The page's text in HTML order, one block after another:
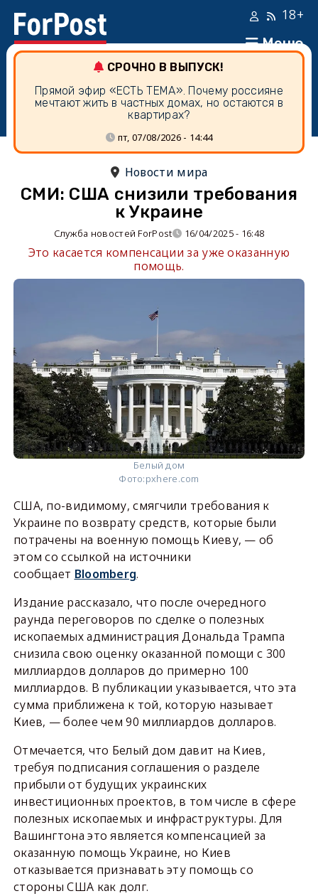
Меню
18+
СРОЧНО В ВЫПУСК!
Прямой эфир «ЕСТЬ ТЕМА». Почему россияне
мечтают жить в частных домах, но остаются в
квартирах?
пт, 07/08/2026 - 14:44
Новости мира
СМИ: США снизили требования
к Украине
Служба новостей ForPost 16/04/2025 - 16:48
Это касается компенсации за уже оказанную
помощь.
Белый дом
Фото:pxhere.com
США, по-видимому, смягчили требования к
Украине по возврату средств, которые были
потрачены на военную помощь Киеву, — об
этом со ссылкой на источники
сообщает Bloomberg.
Издание рассказало, что после очередного
раунда переговоров по сделке о полезных
ископаемых администрация Дональда Трампа
снизила свою оценку оказанной помощи с 300
миллиардов долларов до примерно 100
миллиардов. В публикации указывается, что эта
сумма приближена к той, которую называет
Киев, — более чем 90 миллиардов долларов.
Отмечается, что Белый дом давит на Киев,
требуя подписания соглашения о разделе
прибыли от будущих украинских
инвестиционных проектов, в том числе в сфере
полезных ископаемых и инфраструктуры. Для
Вашингтона это является компенсацией за
оказанную помощь Украине, но Киев
отказывается признавать эту помощь со
стороны США как долг.